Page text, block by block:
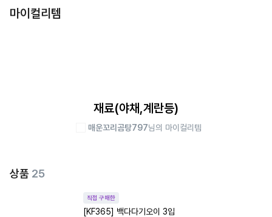
마이컬리템
재료(야채,계란등)
매운꼬리곰탕797님의 마이컬리템
상품 25
직접 구매한
[KF365] 백다다기오이 3입